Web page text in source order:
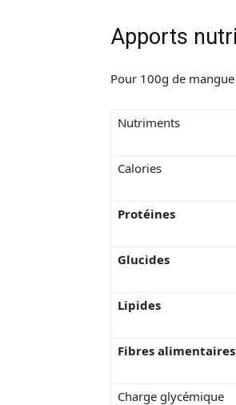
Apports
Pour 100g de mangue
Nutriments
Calories
Protéines
Glucides
Lipides
Fibres alimentaires
Charge glycémique